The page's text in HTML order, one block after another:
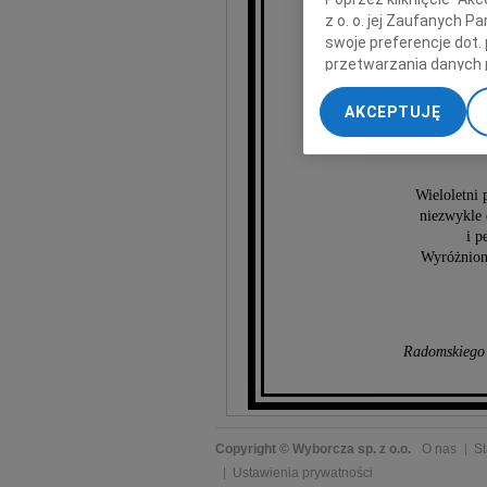
im. dr.
Wieloletni
niezwykle
i
Copyright © Wyborcza sp. z o.o. O nas
Ustawienia prywatności
z o. o. jej Zaufanych
swoje preferencje dot.
przetwarzania danych
„Ustawienia
My, nasi Zaufani
dokładnych danych
Przechowywanie
treści, badnie
AKCEPTUJĘ